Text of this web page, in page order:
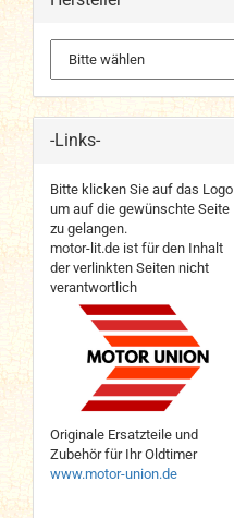
-Links-
Bitte klicken Sie auf das Logo
um auf die gewünschte Seite
zu gelangen.
motor-lit.de ist für den Inhalt
der verlinkten Seiten nicht
verantwortlich
Originale Ersatzteile und
Zubehör für Ihr Oldtimer
www.motor-union.de